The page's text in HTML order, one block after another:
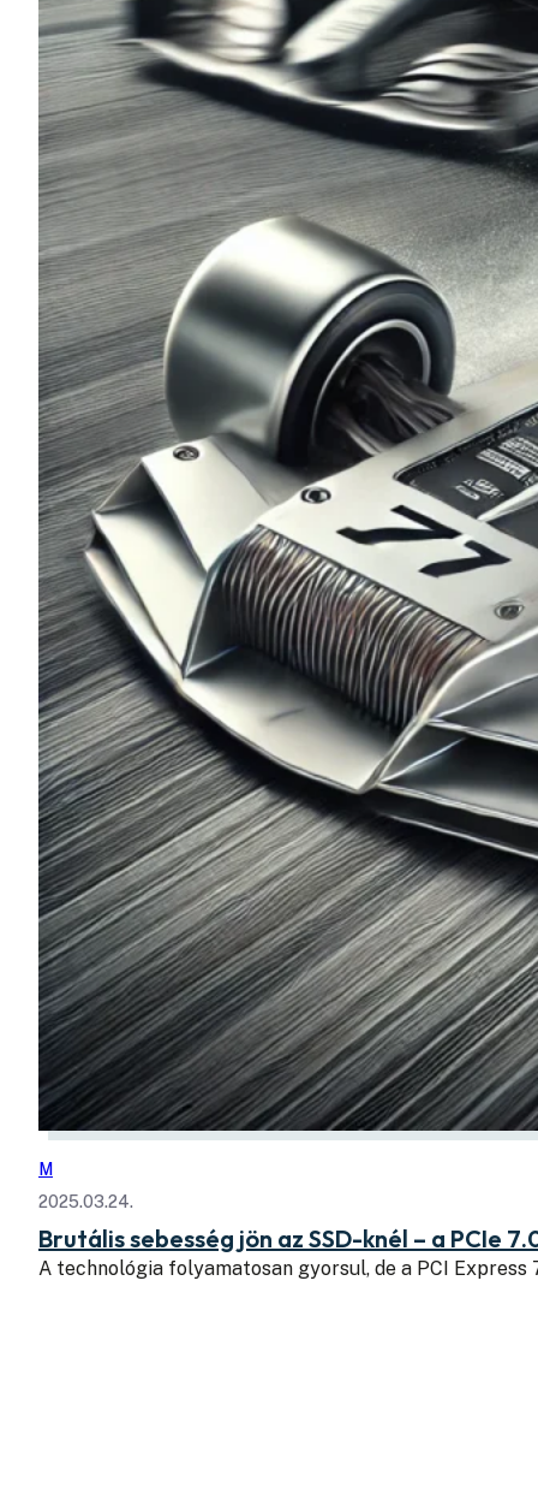
M
2025.03.24.
Brutális sebesség jön az SSD-knél – a PCIe
A technológia folyamatosan gyorsul, de a PCI Express